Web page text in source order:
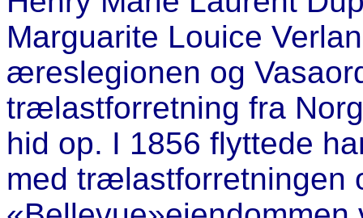
Marguarite Louice
æreslegionen og
trælastforretning fra
hid op. I 1856 flyttede
med trælastforretningen